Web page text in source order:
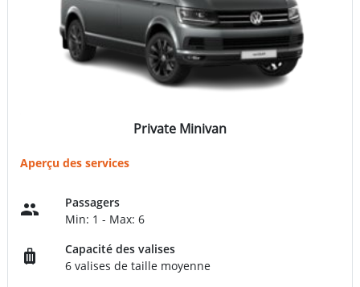
Private Minivan
Aperçu des services
Passagers
Min: 1 - Max: 6
Capacité des valises
6 valises de taille moyenne